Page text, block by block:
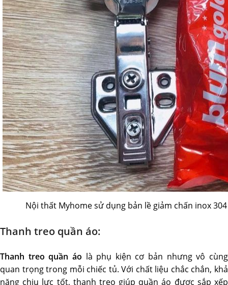
Nội thất Myhome sử dụng bản lề giảm chấn inox
Thanh treo quần áo:
Thanh treo quần áo là phụ kiện cơ bản nhưng vô cùng
quan trọng trong mỗi chiếc tủ. Với chất liệu chắc chắn, khả
năng chịu lực tốt, thanh treo giúp quần áo được sắp xếp